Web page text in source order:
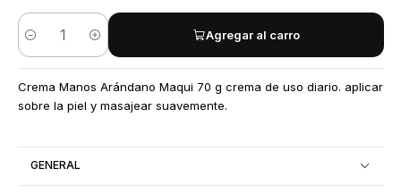
Quantity
Agregar al carro
Crema Manos Arándano Maqui 70 g crema de uso diario. aplicar
sobre la piel y masajear suavemente.
GENERAL